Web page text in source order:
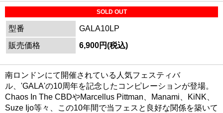
SOLD OUT
型番
GALA10LP
販売価格
6,900円(税込)
南ロンドンにて開催されている人気フェスティバ
ル、'GALA'の10周年を記念したコンピレーションが登場。
Chaos In The CBDやMarcellus Pittman、Manami、KiNK、
Suze Ijo等々、この10年間で当フェスと良好な関係を築いて